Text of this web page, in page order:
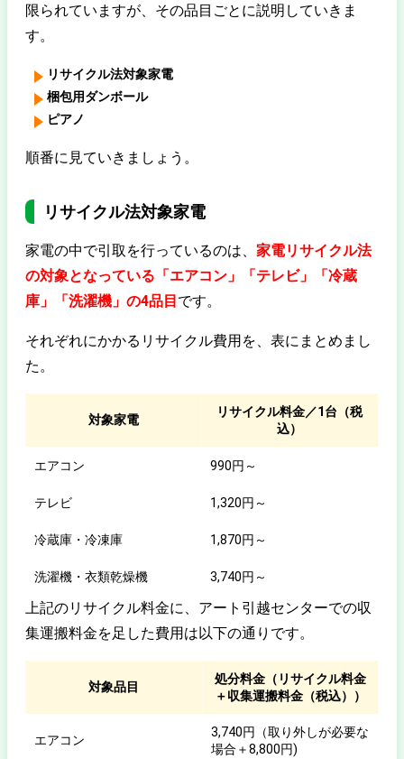
限られていますが、その品目ごとに説明していきま
す。
リサイクル法対象家電
梱包用ダンボール
ピアノ
順番に見ていきましょう。
リサイクル法対象家電
家電の中で引取を行っているのは、 家電リサイクル法
の対象となっている「エアコン」「テレビ」「冷蔵
庫」「洗濯機」の4品目 です。
それぞれにかかるリサイクル費用を、表にまとめまし
た。
対象家電
リサイクル料金／1台（税
込）
エアコン 990円～
テレビ 1,320円～
冷蔵庫・冷凍庫 1,870円～
洗濯機・衣類乾燥機 3,740円～
上記のリサイクル料金に、アート引越センターでの収
集運搬料金を足した費用は以下の通りです。
対象品目
処分料金（リサイクル料金
＋収集運搬料金（税込））
エアコン
3,740円（取り外しが必要な
場合＋8,800円)